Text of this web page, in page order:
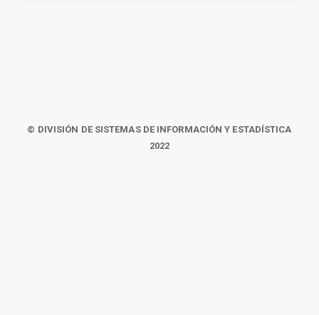
© DIVISIÓN DE SISTEMAS DE INFORMACIÓN Y ESTADÍSTICA
2022